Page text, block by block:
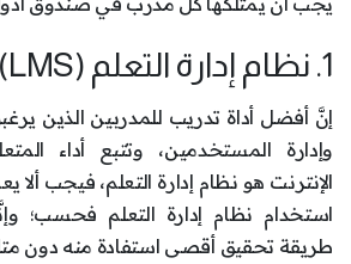
1. نظام إدارة التعلم (LMS):
إنَّ أفضل أداة تدريب للمدربين الذين
وإدارة المستخدمين، وتتبع أداء
الإنترنت هو نظام إدارة التعلم، فيجب
استخدام نظام إدارة التعلم فحسب؛
طريقة تحقيق أقصى استفادة منه دون